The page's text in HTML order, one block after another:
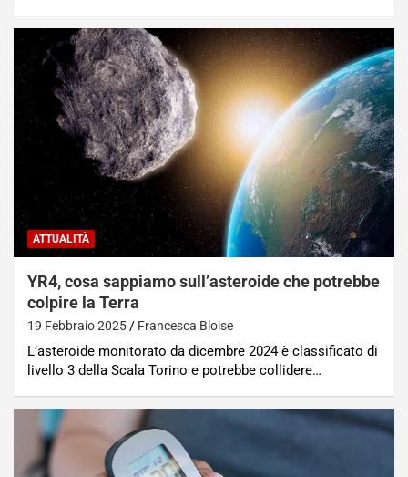
ATTUALITÀ
YR4, cosa sappiamo sull’asteroide che potrebbe
colpire la Terra
19 Febbraio 2025 Francesca Bloise
L’asteroide monitorato da dicembre 2024 è classificato di
livello 3 della Scala Torino e potrebbe collidere…